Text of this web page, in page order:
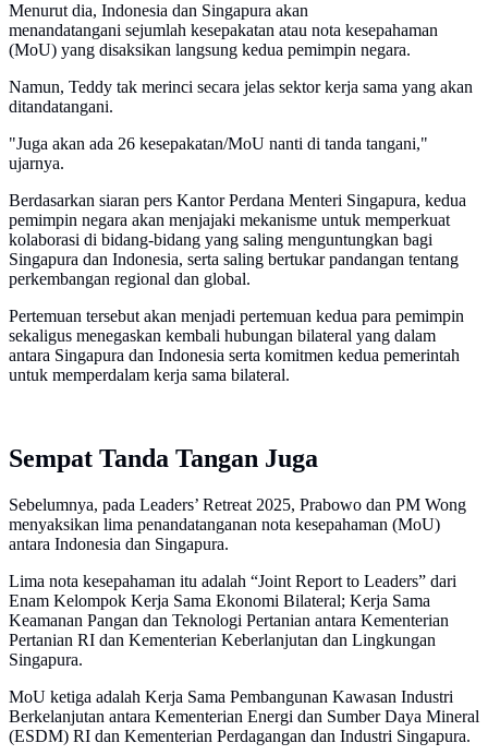
Menurut dia, Indonesia dan Singapura akan
menandatangani sejumlah kesepakatan atau nota kesepahaman
(MoU) yang disaksikan langsung kedua pemimpin negara.
Namun, Teddy tak merinci secara jelas sektor kerja sama yang akan
ditandatangani.
"Juga akan ada 26 kesepakatan/MoU nanti di tanda tangani,"
ujarnya.
Berdasarkan siaran pers Kantor Perdana Menteri Singapura, kedua
pemimpin negara akan menjajaki mekanisme untuk memperkuat
kolaborasi di bidang-bidang yang saling menguntungkan bagi
Singapura dan Indonesia, serta saling bertukar pandangan tentang
perkembangan regional dan global.
Pertemuan tersebut akan menjadi pertemuan kedua para pemimpin
sekaligus menegaskan kembali hubungan bilateral yang dalam
antara Singapura dan Indonesia serta komitmen kedua pemerintah
untuk memperdalam kerja sama bilateral.
Sempat Tanda Tangan Juga
Sebelumnya, pada Leaders’ Retreat 2025, Prabowo dan PM Wong
menyaksikan lima penandatanganan nota kesepahaman (MoU)
antara Indonesia dan Singapura.
Lima nota kesepahaman itu adalah “Joint Report to Leaders” dari
Enam Kelompok Kerja Sama Ekonomi Bilateral; Kerja Sama
Keamanan Pangan dan Teknologi Pertanian antara Kementerian
Pertanian RI dan Kementerian Keberlanjutan dan Lingkungan
Singapura.
MoU ketiga adalah Kerja Sama Pembangunan Kawasan Industri
Berkelanjutan antara Kementerian Energi dan Sumber Daya Mineral
(ESDM) RI dan Kementerian Perdagangan dan Industri Singapura.